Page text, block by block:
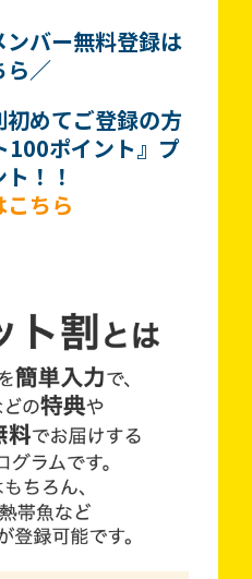
バー無料登録は
ら／
めてご登録の方
100ポイント』プ
！！
こちら